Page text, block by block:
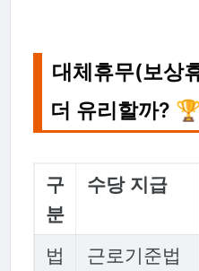
대체휴무(보상
더 유리할까? 🏆
구
분
수당 지급
법
근로기준법